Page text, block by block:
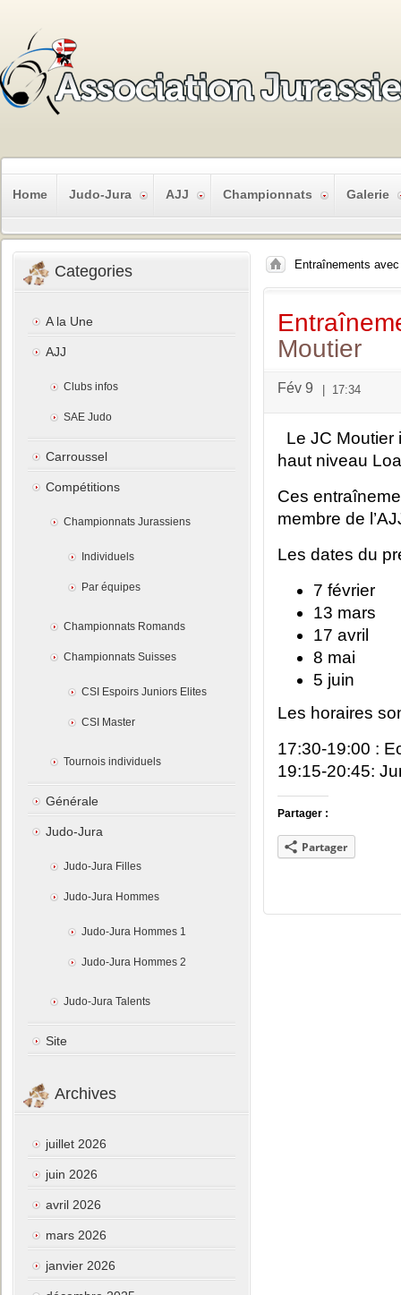
Home Judo-Jura AJJ Championnats Galerie
Entraînements
Moutier
Fév 9 17:34
Le JC Moutier
haut niveau
Ces
membre de
Les dates du
7 février
13 mars
17 avril
8 mai
5 juin
Les horaires
17:30-19:00 :
19:15-20:45:
Partager :
Partager
Categories
A la Une
AJJ
Clubs infos
SAE Judo
Carroussel
Compétitions
Championnats Jurassiens
Individuels
Par équipes
Championnats Romands
Championnats Suisses
CSI Espoirs Juniors Elites
CSI Master
Tournois individuels
Générale
Judo-Jura
Judo-Jura Filles
Judo-Jura Hommes
Judo-Jura Hommes 1
Judo-Jura Hommes 2
Judo-Jura Talents
Site
Archives
juillet 2026
juin 2026
avril 2026
mars 2026
janvier 2026